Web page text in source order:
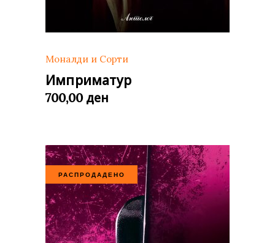
Моналди и Сорти
Имприматур
700,00 ден
РАСПРОДАДЕНО